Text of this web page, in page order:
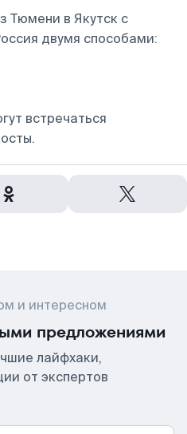
Тюмени в Якутск с
двумя способами:
встречаться
и интересном
предложениями
лайфхаки,
от экспертов